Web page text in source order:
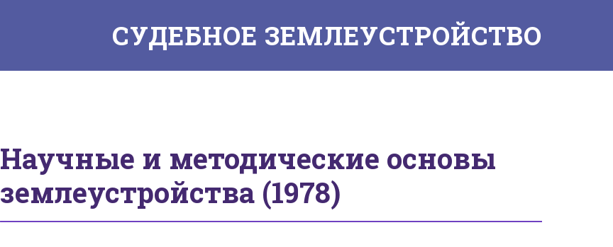
СУДЕБНОЕ ЗЕМЛЕУСТРОЙСТВО
Научные и методические основы
землеустройства (1978)